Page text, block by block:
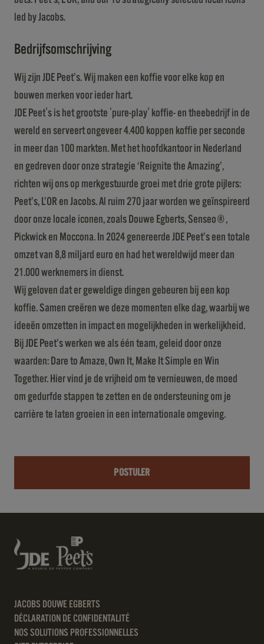
led by Jacobs.
Bedrijfsomschrijving
Wij zijn JDE Peet’s. Wij maken een koffie voor elke kop en
bouwen merken voor ieder hart.
JDE Peet's is het grootste 'pure-play' koffie- en theebedrijf in de
wereld en serveert ongeveer 4.400 koppen koffie per seconde
in meer dan 100 markten. Met het hoofdkantoor in Nederland
en gedreven door onze strategie ‘Reignite the Amazing’,
richten wij ons op merkgestuurde groei met drie grote pijlers:
Peet’s, L’OR en Jacobs. Al ruim 270 jaar worden we geïnspireerd
door onze locale iconen, zoals Douwe Egberts, Senseo®,
Pickwick en Moccona. In 2024 genereerde JDE Peet’s een totale
omzet van 8,8 miljard euro en had het wereldwijd meer dan
21.000 werknemers in dienst.
Wij geloven dat er geweldige dingen gebeuren bij een kop
koffie. Samen creëren we deze momenten elke dag, waarbij we
ideeën omzetten in impact en mogelijkheden in werkelijkheid.
Bij JDE Peet’s werken we als één team, geleid door onze
waarden: Dare to Amaze, Own It, Make It Simple en Win
Together. Hier vind je de vrijheid om te vernieuwen, de moed
om gedurfde stappen te zetten en de ondersteuning om je
carrière te laten groeien in een internationale omgeving.
POSTULER
JACOBS DOUWE EGBERTS
DÉCLARATION DE CONFIDENTALITÉ
NOS SOLUTIONS PROFESSIONNELLES